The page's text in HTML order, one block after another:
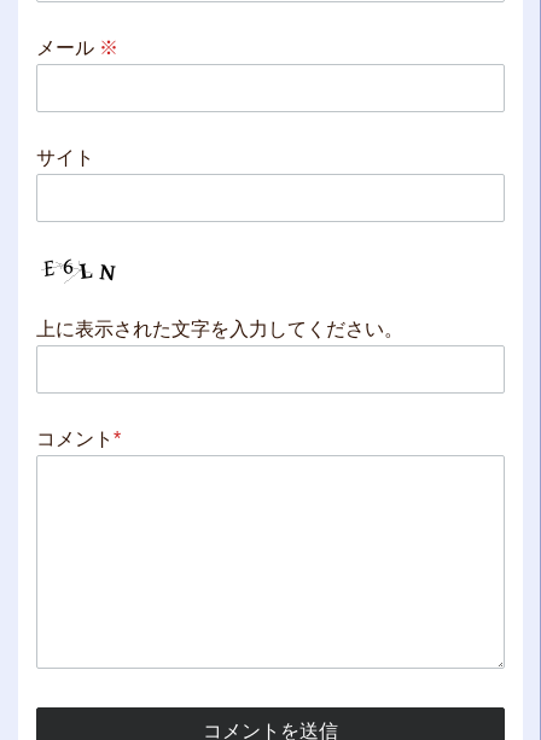
メール ※
サイト
上に表示された文字を入力してください。
コメント *